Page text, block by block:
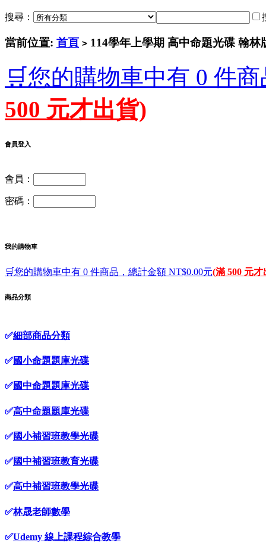
搜尋：
當前位置: 首頁 > 114學年上學期 高中命題光碟 翰林
🛒您的購物車中有 0 件
500 元才出貨)
會員登入
會員：
密碼：
我的購物車
🛒您的購物車中有 0 件商品，總計金額 NT$0.00元(滿 500 元才
商品分類
✅細部商品分類
✅國小命題題庫光碟
✅國中命題題庫光碟
✅高中命題題庫光碟
✅國小補習班教學光碟
✅國中補習班教育光碟
✅高中補習班教學光碟
✅林晟老師數學
✅Udemy 線上課程綜合教學